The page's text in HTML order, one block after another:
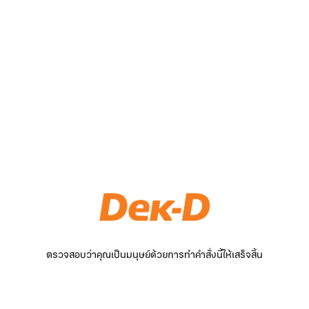
ตรวจสอบว่าคุณเป็นมนุษย์ด้วยการทำคำสั่งนี้ให้เสร็จสิ้น